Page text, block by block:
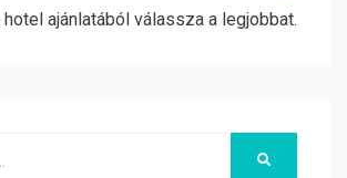
hotel ajánlatából válassza a legjobbat.